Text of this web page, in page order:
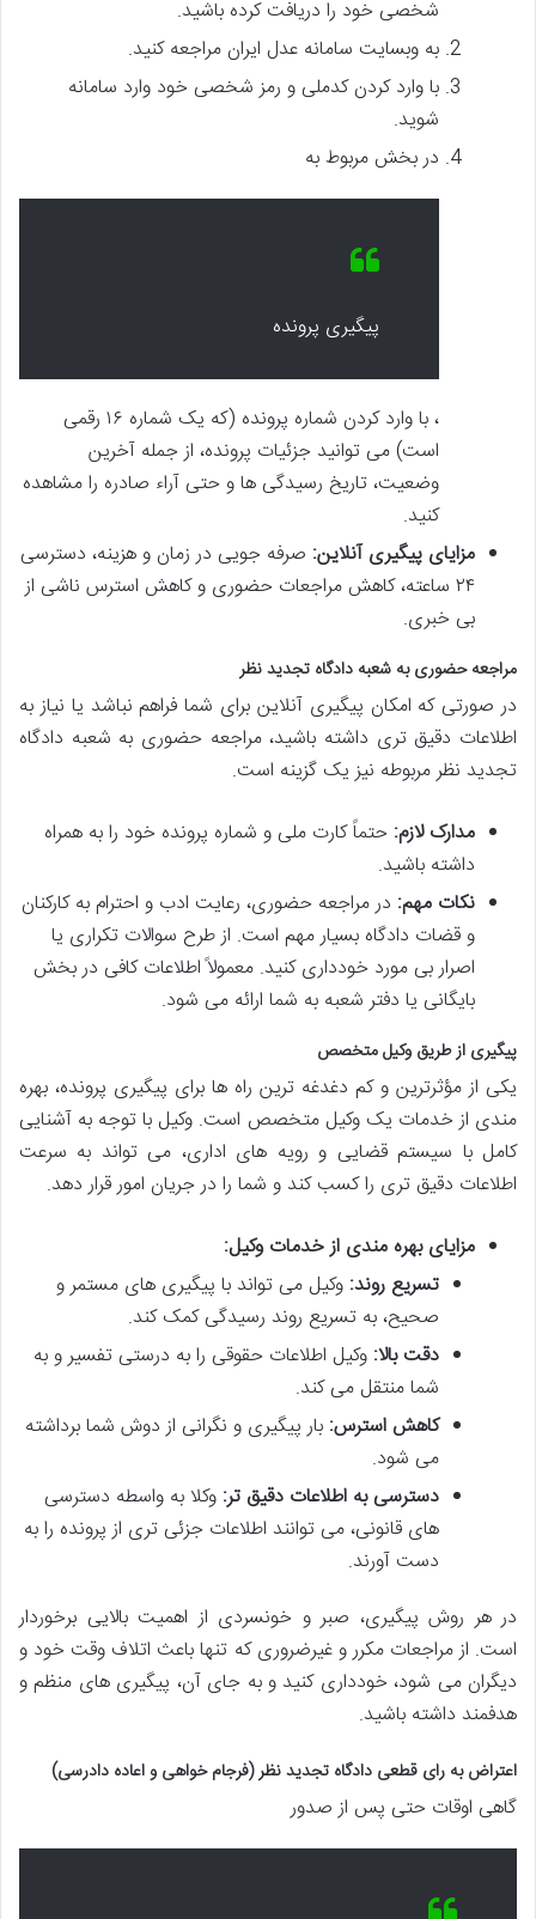
شخصی خود را دریافت کرده باشید.
به وبسایت سامانه عدل ایران مراجعه کنید.
با وارد کردن کدملی و رمز شخصی خود وارد سامانه
شوید.
در بخش مربوط به
پیگیری پرونده
، با وارد کردن شماره پرونده (که یک شماره ۱۶ رقمی
است) می توانید جزئیات پرونده، از جمله آخرین
وضعیت، تاریخ رسیدگی ها و حتی آراء صادره را مشاهده
کنید.
مزایای پیگیری آنلاین: صرفه جویی در زمان و هزینه، دسترسی
۲۴ ساعته، کاهش مراجعات حضوری و کاهش استرس ناشی از
بی خبری.
مراجعه حضوری به شعبه دادگاه تجدید نظر
در صورتی که امکان پیگیری آنلاین برای شما فراهم نباشد یا نیاز به
اطلاعات دقیق تری داشته باشید، مراجعه حضوری به شعبه دادگاه
تجدید نظر مربوطه نیز یک گزینه است.
مدارک لازم: حتماً کارت ملی و شماره پرونده خود را به همراه
داشته باشید.
نکات مهم: در مراجعه حضوری، رعایت ادب و احترام به کارکنان
و قضات دادگاه بسیار مهم است. از طرح سوالات تکراری یا
اصرار بی مورد خودداری کنید. معمولاً اطلاعات کافی در بخش
بایگانی یا دفتر شعبه به شما ارائه می شود.
پیگیری از طریق وکیل متخصص
یکی از مؤثرترین و کم دغدغه ترین راه ها برای پیگیری پرونده، بهره
مندی از خدمات یک وکیل متخصص است. وکیل با توجه به آشنایی
کامل با سیستم قضایی و رویه های اداری، می تواند به سرعت
اطلاعات دقیق تری را کسب کند و شما را در جریان امور قرار دهد.
مزایای بهره مندی از خدمات وکیل:
تسریع روند: وکیل می تواند با پیگیری های مستمر و
صحیح، به تسریع روند رسیدگی کمک کند.
دقت بالا: وکیل اطلاعات حقوقی را به درستی تفسیر و به
شما منتقل می کند.
کاهش استرس: بار پیگیری و نگرانی از دوش شما برداشته
می شود.
دسترسی به اطلاعات دقیق تر: وکلا به واسطه دسترسی
های قانونی، می توانند اطلاعات جزئی تری از پرونده را به
دست آورند.
در هر روش پیگیری، صبر و خونسردی از اهمیت بالایی برخوردار
است. از مراجعات مکرر و غیرضروری که تنها باعث اتلاف وقت خود و
دیگران می شود، خودداری کنید و به جای آن، پیگیری های منظم و
هدفمند داشته باشید.
اعتراض به رای قطعی دادگاه تجدید نظر (فرجام خواهی و اعاده دادرسی)
گاهی اوقات حتی پس از صدور